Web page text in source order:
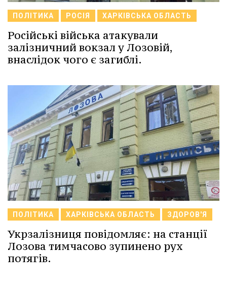
ПОЛІТИКА РОСІЯ ХАРКІВСЬКА ОБЛАСТЬ
Російські війська атакували
залізничний вокзал у Лозовій,
внаслідок чого є загиблі.
ПОЛІТИКА ХАРКІВСЬКА ОБЛАСТЬ ЗДОРОВ'Я
Укрзалізниця повідомляє: на станції
Лозова тимчасово зупинено рух
потягів.